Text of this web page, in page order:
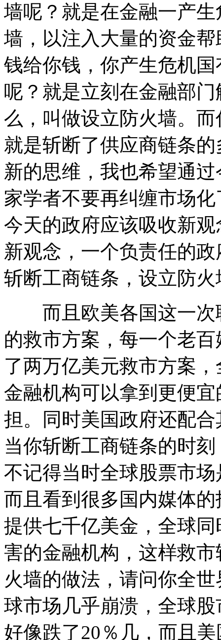
墙呢？就是在金融一产
墙，以注入大量的资金
钱给你钱，你产生危机
呢？就是立刻在金融部
么，叫做设立防火墙。
就是斩断了供应商链条
新的思维，我也希望通
家学者不要再纠缠市场
今天的政府应该吸收新
新观念，一个负责任的
斩断工商链条，设立防
而且欧美各国这一次
的救市方案，每一个老
了两万亿美元救市方案
金融机构可以拿到更便
担。同时美国政府还配
当你斩断工商链条的时
不记得当时全球股票市
而且看到很多国内媒体
提供七千亿美金，全球
害的金融机构，这样救
火墙的做法，请问你全
球市场几乎崩溃，全球
好像跌了20％几，而且